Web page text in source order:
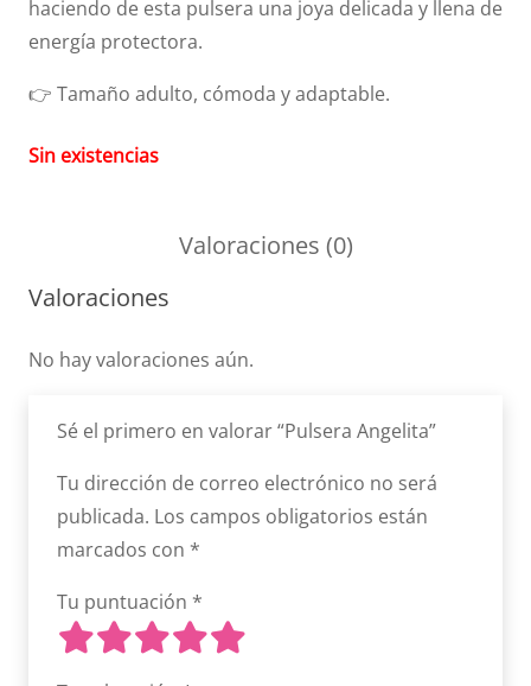
haciendo de esta pulsera una joya delicada y llena de
energía protectora.
👉 Tamaño adulto, cómoda y adaptable.
Sin existencias
Valoraciones (0)
Valoraciones
No hay valoraciones aún.
Sé el primero en valorar “Pulsera Angelita”
Tu dirección de correo electrónico no será
publicada. Los campos obligatorios están
marcados con *
Tu puntuación *